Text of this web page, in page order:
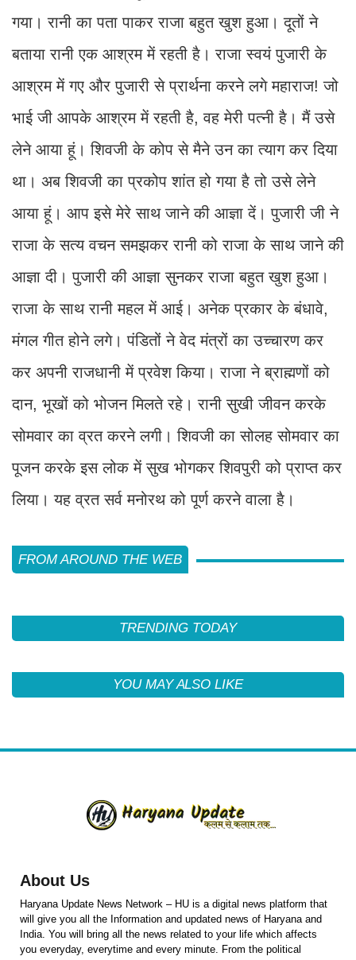
गया। रानी का पता पाकर राजा बहुत खुश हुआ। दूतों ने
बताया रानी एक आश्रम में रहती है। राजा स्वयं पुजारी के
आश्रम में गए और पुजारी से प्रार्थना करने लगे महाराज! जो
भाई जी आपके आश्रम में रहती है, वह मेरी पत्नी है। मैं उसे
लेने आया हूं। शिवजी के कोप से मैने उन का त्याग कर दिया
था। अब शिवजी का प्रकोप शांत हो गया है तो उसे लेने
आया हूं। आप इसे मेरे साथ जाने की आज्ञा दें। पुजारी जी ने
राजा के सत्य वचन समझकर रानी को राजा के साथ जाने की
आज्ञा दी। पुजारी की आज्ञा सुनकर राजा बहुत खुश हुआ।
राजा के साथ रानी महल में आई। अनेक प्रकार के बंधावे,
मंगल गीत होने लगे। पंडितों ने वेद मंत्रों का उच्चारण कर
कर अपनी राजधानी में प्रवेश किया। राजा ने ब्राह्मणों को
दान, भूखों को भोजन मिलते रहे। रानी सुखी जीवन करके
सोमवार का व्रत करने लगी। शिवजी का सोलह सोमवार का
पूजन करके इस लोक में सुख भोगकर शिवपुरी को प्राप्त कर
लिया। यह व्रत सर्व मनोरथ को पूर्ण करने वाला है।
FROM AROUND THE WEB
TRENDING TODAY
YOU MAY ALSO LIKE
About Us
Haryana Update News Network – HU is a digital news platform that
will give you all the Information and updated news of Haryana and
India. You will bring all the news related to your life which affects
you everyday, everytime and every minute. From the political